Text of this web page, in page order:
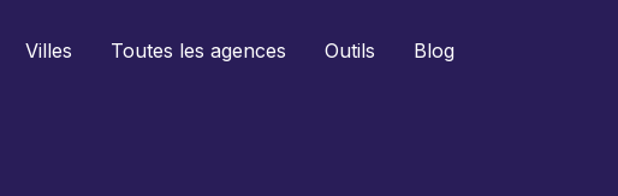
Villes Toutes les agences Outils Blog